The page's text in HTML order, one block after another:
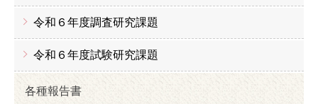
令和６年度調査研究課題
令和６年度試験研究課題
各種報告書